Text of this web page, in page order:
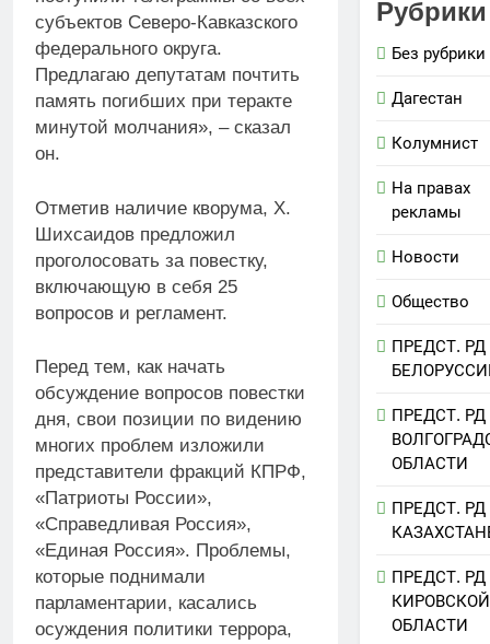
субъектов Северо-Кавказского
федерального округа.
Предлагаю депутатам почтить
память погибших при теракте
минутой молчания», – сказал
он.
Отметив наличие кворума, Х.
Шихсаидов предложил
проголосовать за повестку,
включающую в себя 25
вопросов и регламент.
Перед тем, как начать
обсуждение вопросов повестки
дня, свои позиции по видению
многих проблем изложили
представители фракций КПРФ,
«Патриоты России»,
«Справедливая Россия»,
«Единая Россия». Проблемы,
которые поднимали
парламентарии, касались
осуждения политики террора,
Рубрики
Без рубрики
Дагестан
Колумнист
На правах
рекламы
Новости
Общество
ПРЕДСТ. РД
ПРЕДСТ. РД
ОБЛАСТИ
ПРЕДСТ. РД
ПРЕДСТ. РД
КИРОВСКОЙ
ОБЛАСТИ